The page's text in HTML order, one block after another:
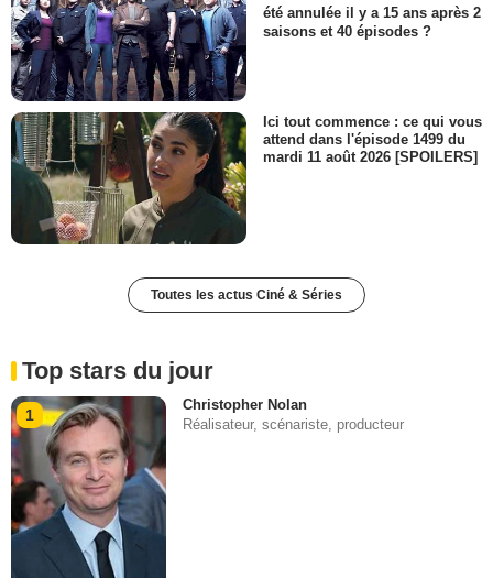
été annulée il y a 15 ans après 2
saisons et 40 épisodes ?
Ici tout commence : ce qui vous
attend dans l'épisode 1499 du
mardi 11 août 2026 [SPOILERS]
Toutes les actus Ciné & Séries
Top stars du jour
1
Christopher Nolan
Réalisateur, scénariste, producteur